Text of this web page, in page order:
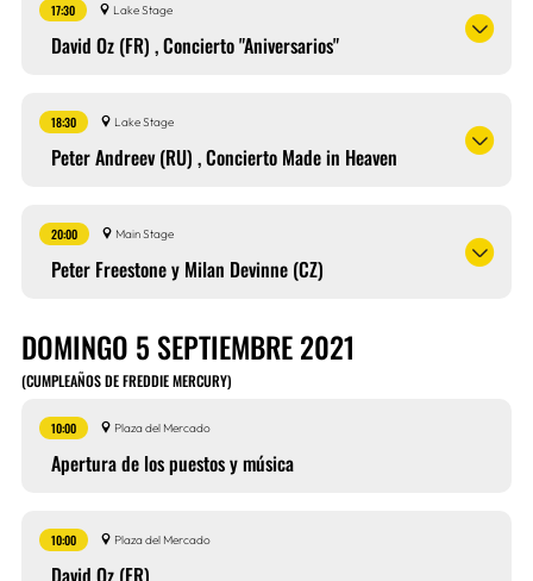
17:30 Lake Stage
David Oz (FR) , Concierto "Aniversarios"
18:30 Lake Stage
Peter Andreev (RU) , Concierto Made in Heaven
20:00 Main Stage
Peter Freestone y Milan Devinne (CZ)
DOMINGO 5 SEPTIEMBRE 2021
(CUMPLEAÑOS DE FREDDIE MERCURY)
10:00 Plaza del Mercado
Apertura de los puestos y música
10:00 Plaza del Mercado
David Oz (FR)